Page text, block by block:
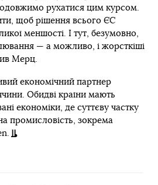
рухатися цим курсом.
щоб рішення всього ЄС
меншості. І тут, безумовно,
— а можливо, і жорсткіші
Мерц.
економічний партнер
Обидві країни мають
економіки, де суттєву частку
промисловість, зокрема